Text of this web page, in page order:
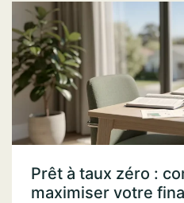
Prêt à taux zéro :
maximiser votre